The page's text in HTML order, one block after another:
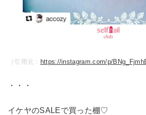
（引用元： https://instagram.com/p/
・・・
イケヤのSALEで買った棚♡